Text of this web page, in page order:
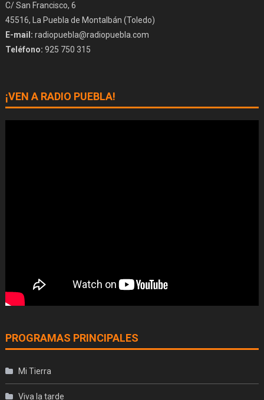
C/ San Francisco, 6
45516, La Puebla de Montalbán (Toledo)
E-mail: radiopuebla@radiopuebla.com
Teléfono: 925 750 315
¡VEN A RADIO PUEBLA!
PROGRAMAS PRINCIPALES
Mi Tierra
Viva la tarde